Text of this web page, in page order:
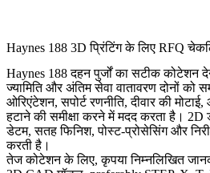
Haynes 188 3D प्रिंटिंग के लिए RFQ
Haynes 188 दहन पुर्जों का सटीक कोटेशन
ज्यामिति और अंतिम सेवा वातावरण दोनों को
ओरिएंटेशन, सपोर्ट रणनीति, दीवार की
हटाने की समीक्षा करने में मदद करता है। 2D
डेटम, सतह फिनिश, पोस्ट-प्रोसेसिंग और
करती है।
तेज कोटेशन के लिए, कृपया निम्नलिखित